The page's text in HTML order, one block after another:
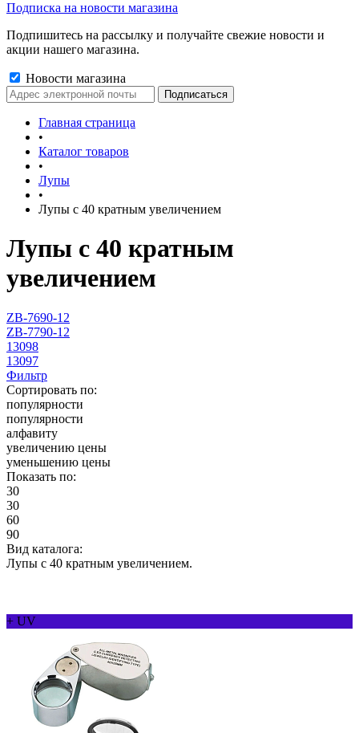
Подписка на новости магазина
Подпишитесь на рассылку и получайте свежие новости и
акции нашего магазина.
Новости магазина
Главная страница
•
Каталог товаров
•
Лупы
•
Лупы с 40 кратным увеличением
Лупы с 40 кратным
увеличением
ZB-7690-12
ZB-7790-12
13098
13097
Фильтр
Сортировать по:
популярности
популярности
алфавиту
увеличению цены
уменьшению цены
Показать по:
30
30
60
90
Вид каталога:
Лупы с 40 кратным увеличением.
+ UV